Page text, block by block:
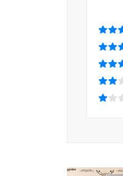
그 시간에 상
그 아래 서슴
--- p.469~470
작가의 진솔